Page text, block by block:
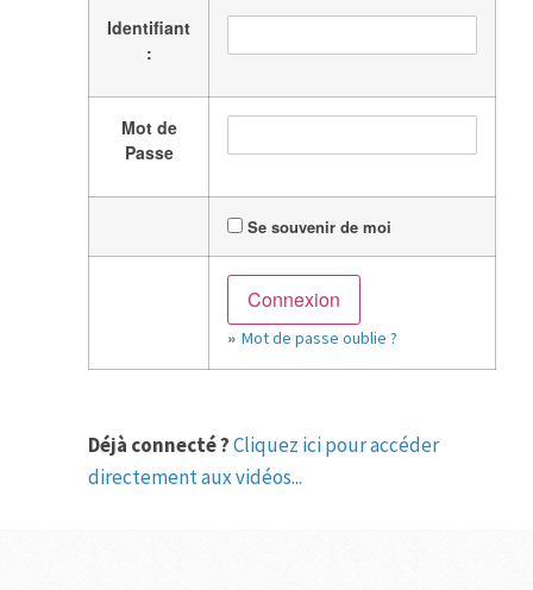
Identifiant
:
Mot de
Passe
Se souvenir de moi
» Mot de passe oublie ?
Déjà connecté ?Cliquez ici pour accéder
directement aux vidéos...